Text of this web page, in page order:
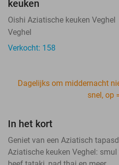
keuken
Oishi Aziatische keuken Veghel
Veghel
Verkocht: 158
Dagelijks om middernacht
snel, op
In het kort
Geniet van een Aziatisch
Aziatische keuken Veghel: